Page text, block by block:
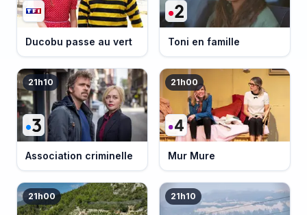
Ducobu passe au vert Toni en famille
21h10
Association criminelle
21h00
Mur Mure
21h00 21h10